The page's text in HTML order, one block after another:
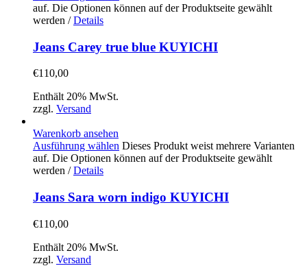
auf. Die Optionen können auf der Produktseite gewählt
werden / Details
Jeans Carey true blue KUYICHI
€110,00
Enthält 20% MwSt.
zzgl. Versand
Warenkorb ansehen
Ausführung wählen Dieses Produkt weist mehrere Varianten
auf. Die Optionen können auf der Produktseite gewählt
werden / Details
Jeans Sara worn indigo KUYICHI
€110,00
Enthält 20% MwSt.
zzgl. Versand